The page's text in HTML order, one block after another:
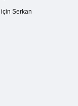
için Serkan